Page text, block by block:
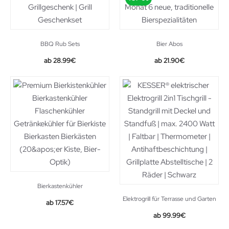
BBQ Rub Sets
28.99€
Bier Abos
21.90€
Bierkastenkühler
17.57€ Elektrogrill für Terrasse und Garten
Original
99.99€Current